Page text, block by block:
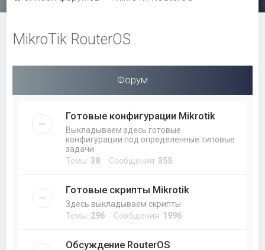
MikroTik RouterOS
Форум
Готовые конфигурации Mikrotik
Выкладываем здесь готовые
конфигурации под определенные типовые
задачи
Темы: 38 Сообщения: 355
Готовые скрипты Mikrotik
Здесь выкладываем скрипты
Темы: 296 Сообщения: 1996
Обсуждение RouterOS